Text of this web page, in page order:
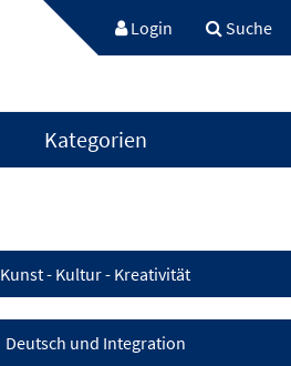
Login Suche
Kategorien
Kunst - Kultur - Kreativität
Deutsch und Integration